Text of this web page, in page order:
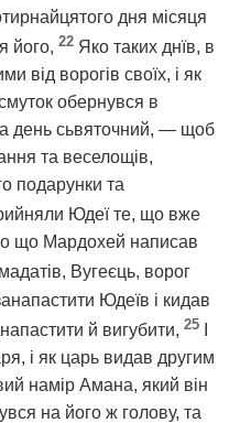
дня місяця
його, 22 Яко таких днїв, в
від ворогів своїх, і як
обернувся в
день сьвяточний, — щоб
та веселощів,
подарунки та
Юдеї те, що вже
що Мардохей написав
Вугеєць, ворог
Юдеїв і кидав
й вигубити, 25
і як царь видав другим
намір Амана, який він
на його ж голову, та